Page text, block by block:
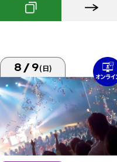
8/9(日)